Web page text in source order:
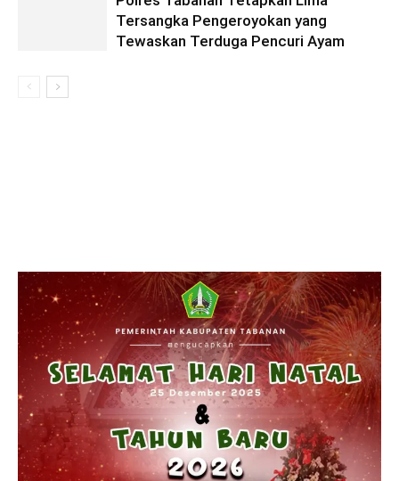
Tersangka Pengeroyokan yang
Tewaskan Terduga Pencuri Ayam